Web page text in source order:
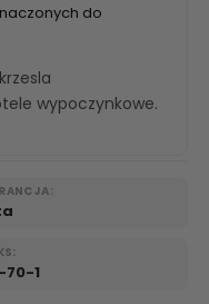
do
krzesla
wypoczynkowe.
70-1